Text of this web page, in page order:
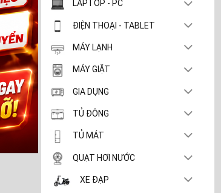
LAPTOP - PC
ĐIỆN THOẠI - TABLET
MÁY LẠNH
MÁY GIẶT
GIA DỤNG
TỦ ĐÔNG
TỦ MÁT
QUẠT HƠI NƯỚC
XE ĐẠP